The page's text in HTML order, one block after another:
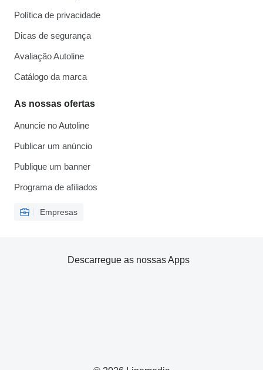
Política de privacidade
Dicas de segurança
Avaliação Autoline
Catálogo da marca
As nossas ofertas
Anuncie no Autoline
Publicar um anúncio
Publique um banner
Programa de afiliados
Empresas
Descarregue as nossas Apps